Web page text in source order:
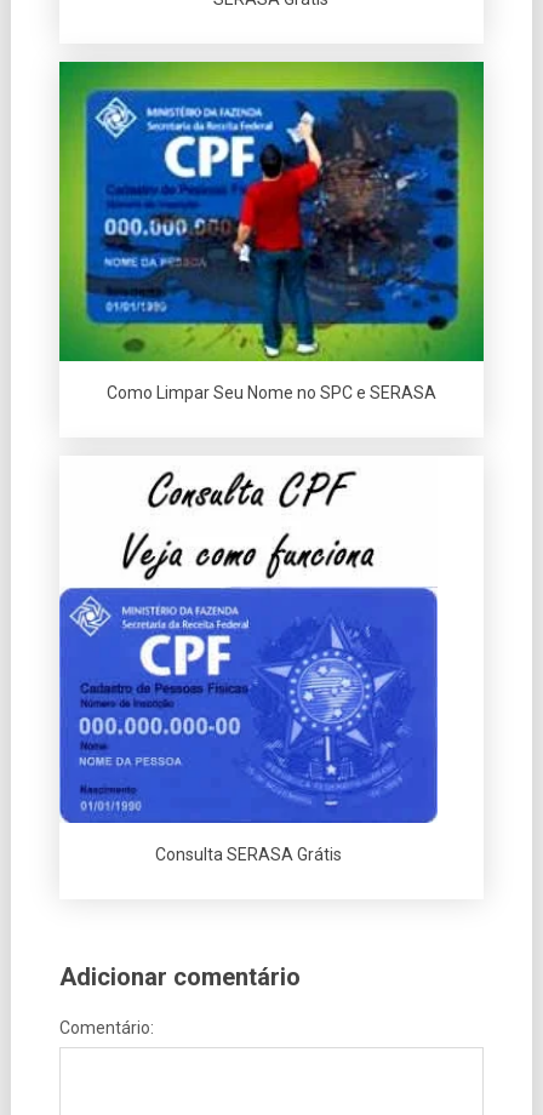
Como Limpar Seu Nome no SPC e SERASA
Consulta SERASA Grátis
Adicionar comentário
Comentário: